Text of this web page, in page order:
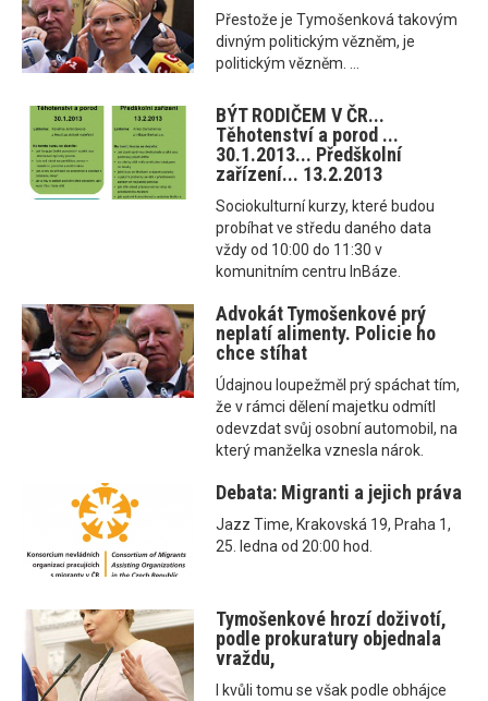
Přestože je Tymošenková takovým
divným politickým vězněm, je
politickým vězněm. ...
BÝT RODIČEM V ČR...
Těhotenství a porod ...
30.1.2013... Předškolní
zařízení... 13.2.2013
Sociokulturní kurzy, které budou
probíhat ve středu daného data
vždy od 10:00 do 11:30 v
komunitním centru InBáze.
Advokát Tymošenkové prý
neplatí alimenty. Policie ho
chce stíhat
Údajnou loupežměl prý spáchat tím,
že v rámci dělení majetku odmítl
odevzdat svůj osobní automobil, na
který manželka vznesla nárok.
Debata: Migranti a jejich práva
Jazz Time, Krakovská 19, Praha 1,
25. ledna od 20:00 hod.
Tymošenkové hrozí doživotí,
podle prokuratury objednala
vraždu,
I kvůli tomu se však podle obhájce